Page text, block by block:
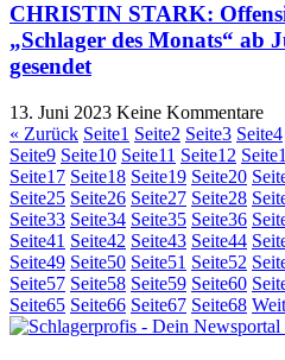
CHRISTIN STARK:
„Schlager des Monats“ ab
gesendet
13. Juni 2023 Keine Kommentare
« Zurück Seite1 Seite2 Seite3 Seite4
Seite9 Seite10 Seite11 Seite12 Seite
Seite17 Seite18 Seite19 Seite20
Seite25 Seite26 Seite27 Seite28
Seite33 Seite34 Seite35 Seite36
Seite41 Seite42 Seite43 Seite44
Seite49 Seite50 Seite51 Seite52
Seite57 Seite58 Seite59 Seite60
Seite65 Seite66 Seite67 Seite68